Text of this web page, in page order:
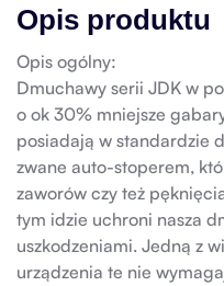
Opis produktu
Opis ogólny:
Dmuchawy serii JDK w
o ok 30% mniejsze
posiadają w standardzie
zwane auto-stoperem,
zaworów czy też
tym idzie uchroni nasza
uszkodzeniami. Jedną z
urządzenia te nie